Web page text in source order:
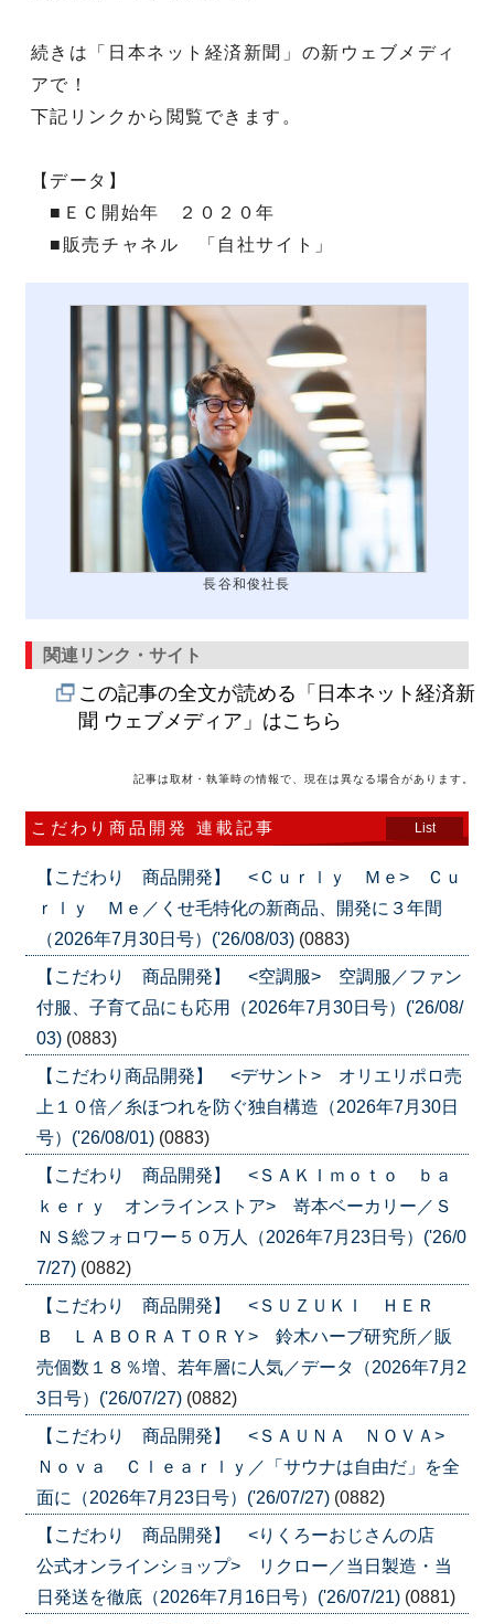
続きは「日本ネット経済新聞」の新ウェブメディ
アで！
下記リンクから閲覧できます。
【データ】
■ＥＣ開始年 ２０２０年
■販売チャネル 「自社サイト」
長谷和俊社長
関連リンク・サイト
この記事の全文が読める「日本ネット経済新
聞 ウェブメディア」はこちら
記事は取材・執筆時の情報で、現在は異なる場合があります。
こだわり商品開発 連載記事 List
【こだわり 商品開発】 <Ｃｕｒｌｙ Ｍｅ> Ｃｕ
ｒｌｙ Ｍｅ／くせ毛特化の新商品、開発に３年間
（2026年7月30日号）('26/08/03) (0883)
【こだわり 商品開発】 <空調服> 空調服／ファン
付服、子育て品にも応用（2026年7月30日号）('26/08/
03) (0883)
【こだわり商品開発】 <デサント> オリエリポロ売
上１０倍／糸ほつれを防ぐ独自構造（2026年7月30日
号）('26/08/01) (0883)
【こだわり 商品開発】 <ＳＡＫＩｍｏｔｏ ｂａ
ｋｅｒｙ オンラインストア> 嵜本ベーカリー／Ｓ
ＮＳ総フォロワー５０万人（2026年7月23日号）('26/0
7/27) (0882)
【こだわり 商品開発】 <ＳＵＺＵＫＩ ＨＥＲ
Ｂ ＬＡＢＯＲＡＴＯＲＹ> 鈴木ハーブ研究所／販
売個数１８％増、若年層に人気／データ（2026年7月2
3日号）('26/07/27) (0882)
【こだわり 商品開発】 <ＳＡＵＮＡ ＮＯＶＡ>
Ｎｏｖａ Ｃｌｅａｒｌｙ／「サウナは自由だ」を全
面に（2026年7月23日号）('26/07/27) (0882)
【こだわり 商品開発】 <りくろーおじさんの店
公式オンラインショップ> リクロー／当日製造・当
日発送を徹底（2026年7月16日号）('26/07/21) (0881)